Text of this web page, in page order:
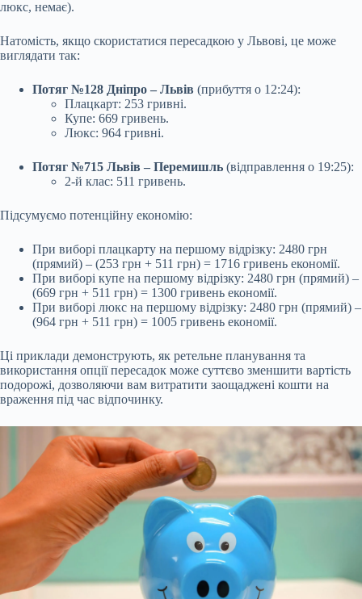
люкс, немає).
Натомість, якщо скористатися пересадкою у Львові, це може
виглядати так:
Потяг №128 Дніпро – Львів (прибуття о 12:24):
Плацкарт: 253 гривні.
Купе: 669 гривень.
Люкс: 964 гривні.
Потяг №715 Львів – Перемишль (відправлення о 19:25):
2-й клас: 511 гривень.
Підсумуємо потенційну економію:
При виборі плацкарту на першому відрізку: 2480 грн
(прямий) – (253 грн + 511 грн) = 1716 гривень економії.
При виборі купе на першому відрізку: 2480 грн (прямий) –
(669 грн + 511 грн) = 1300 гривень економії.
При виборі люкс на першому відрізку: 2480 грн (прямий) –
(964 грн + 511 грн) = 1005 гривень економії.
Ці приклади демонструють, як ретельне планування та
використання опції пересадок може суттєво зменшити вартість
подорожі, дозволяючи вам витратити заощаджені кошти на
враження під час відпочинку.